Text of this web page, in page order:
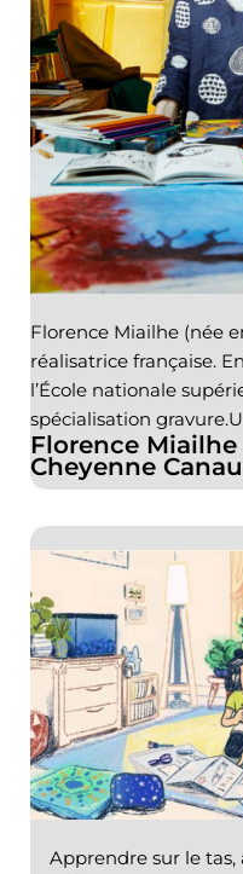
Florence Miailhe
Cheyenne
Florence Miailhe (née
réalisatrice française.
l’École nationale
spécialisation
Apprendre sur le tas,